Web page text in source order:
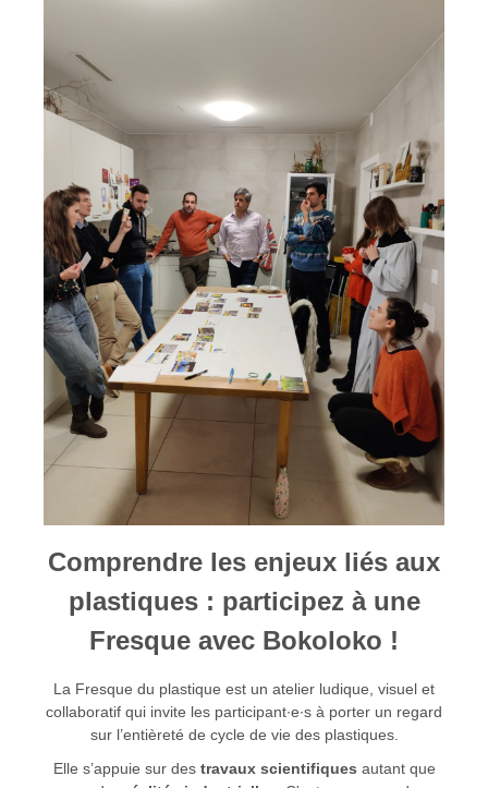
Comprendre les enjeux liés aux
plastiques : participez à une
Fresque avec Bokoloko !
La Fresque du plastique est un atelier ludique, visuel et
collaboratif qui invite les participant∙e∙s à porter un regard
sur l’entièreté de cycle de vie des plastiques.
Elle s’appuie sur destravaux scientifiques autant que